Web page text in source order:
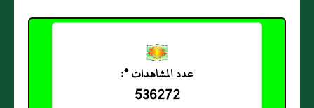
عدد المشاهدات *:
536272